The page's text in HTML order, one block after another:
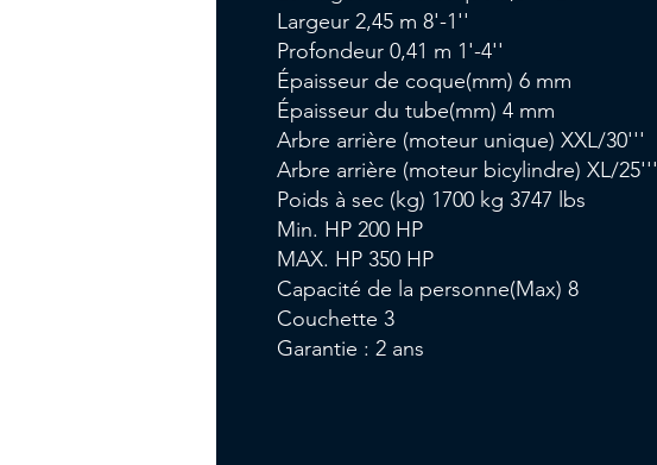
Largeur 2,45 m 8'-1''
Profondeur 0,41 m 1'-4''
Épaisseur de coque(mm) 6 mm
Épaisseur du tube(mm) 4 mm
Arbre arrière (moteur unique) XXL/30'''
Arbre arrière (moteur bicylindre) XL/25'''
Poids à sec (kg) 1700 kg 3747 lbs
Min. HP 200 HP
MAX. HP 350 HP
Capacité de la personne(Max) 8
Couchette 3
Garantie : 2 ans